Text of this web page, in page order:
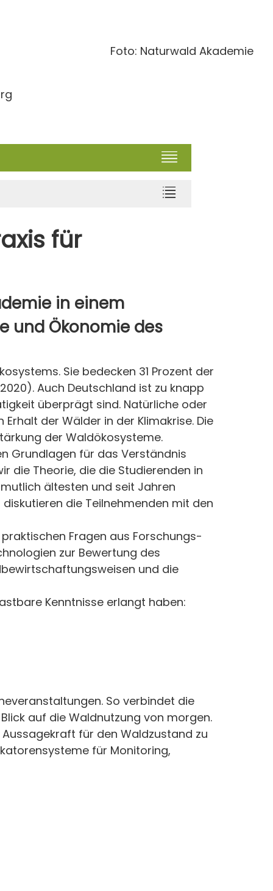
Foto: Naturwald Akademie
für
in einem
und Ökonomie des
Sie bedecken 31 Prozent der
Auch Deutschland ist zu knapp
überprägt sind. Natürliche oder
der Wälder in der Klimakrise. Die
der Waldökosysteme.
Grundlagen für das Verständnis
die Theorie, die die Studierenden in
ältesten und seit Jahren
die Teilnehmenden mit den
Fragen aus Forschungs-
zur Bewertung des
und die
Kenntnisse erlangt haben:
So verbindet die
auf die Waldnutzung von morgen.
für den Waldzustand zu
für Monitoring,